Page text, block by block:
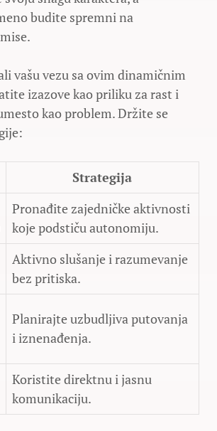
budite spremni na
vašu vezu sa ovim dinamičnim
izazove kao priliku za rast i
kao problem. Držite se
Strategija
Pronađite zajedničke aktivnosti
koje podstiču autonomiju.
Aktivno slušanje i razumevanje
bez pritiska.
Planirajte uzbudljiva putovanja
i iznenađenja.
Koristite direktnu i jasnu
komunikaciju.